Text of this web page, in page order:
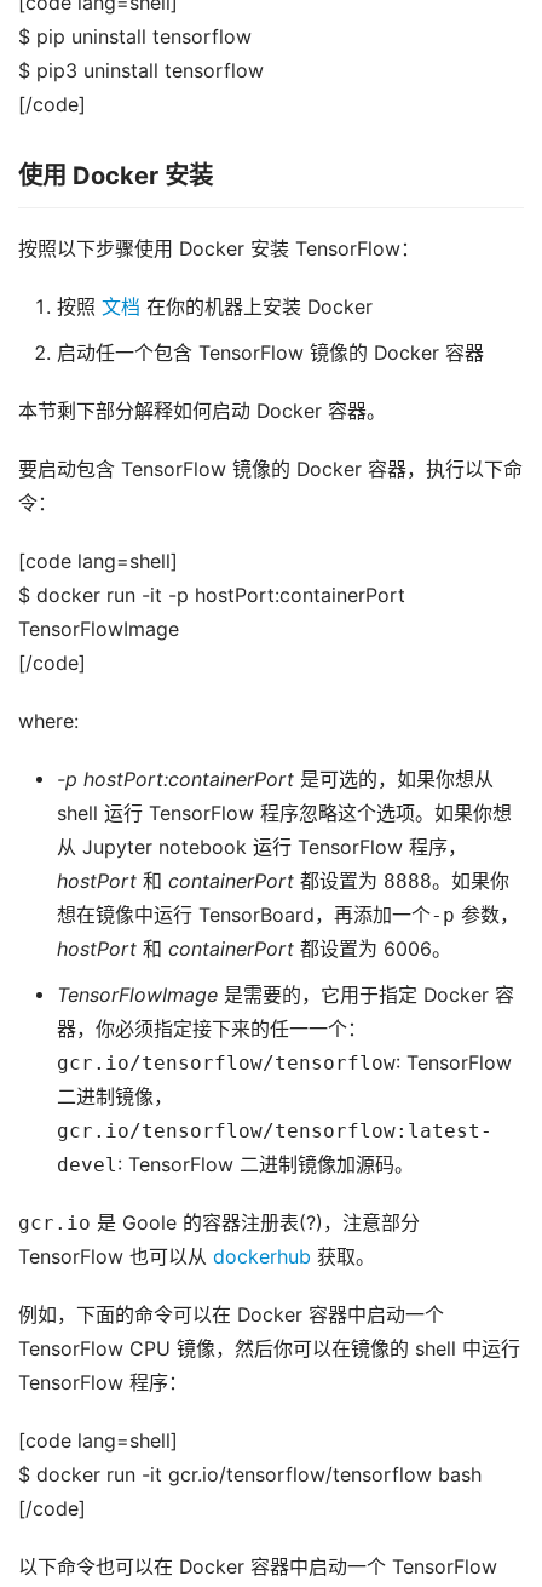
$ pip uninstall tensorflow
$ pip3 uninstall tensorflow
[/code]
使用 Docker 安装
按照以下步骤使用 Docker 安装 TensorFlow：
按照 文档 在你的机器上安装 Docker
启动任一个包含 TensorFlow 镜像的 Docker 容器
本节剩下部分解释如何启动 Docker 容器。
要启动包含 TensorFlow 镜像的 Docker 容器，执行以下命
令：
[code lang=shell]
$ docker run -it -p hostPort:containerPort
TensorFlowImage
[/code]
where:
-p hostPort:containerPort是可选的，如果你想从
shell 运行 TensorFlow 程序忽略这个选项。如果你想
从 Jupyter notebook 运行 TensorFlow 程序，
hostPort和 containerPort都设置为 8888。如果你
想在镜像中运行 TensorBoard，再添加一个-p 参数，
hostPort和 containerPort都设置为 6006。
TensorFlowImage是需要的，它用于指定 Docker 容
器，你必须指定接下来的任一一个：
gcr.io/tensorflow/tensorflow: TensorFlow
二进制镜像，
gcr.io/tensorflow/tensorflow:latest-
devel: TensorFlow 二进制镜像加源码。
gcr.io 是 Goole 的容器注册表(?)，注意部分
TensorFlow 也可以从 dockerhub 获取。
例如，下面的命令可以在 Docker 容器中启动一个
TensorFlow CPU 镜像，然后你可以在镜像的 shell 中运行
TensorFlow 程序：
[code lang=shell]
$ docker run -it gcr.io/tensorflow/tensorflow bash
[/code]
以下命令也可以在 Docker 容器中启动一个 TensorFlow